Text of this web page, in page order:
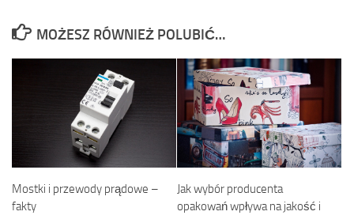
MOŻESZ RÓWNIEŻ POLUBIĆ…
Mostki i przewody prądowe –
fakty
Jak wybór producenta
opakowań wpływa na jakość i